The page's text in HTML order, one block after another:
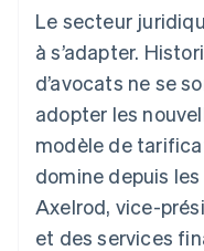
accélérés
Connections
Comptes
associés
Product roadmap
Découvrez les
Jeux
non
Blog
État
Le secteur
à s’adapter.
d’avocats ne se
adopter les
modèle de
domine depuis les
Axelrod, vice-
et des services